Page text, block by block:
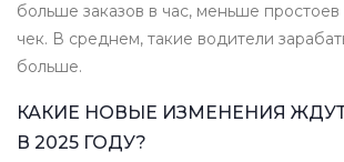
больше заказов в час, меньше
чек. В среднем, такие водители
больше.
КАКИЕ НОВЫЕ ИЗМЕНЕНИЯ
В 2025 ГОДУ?